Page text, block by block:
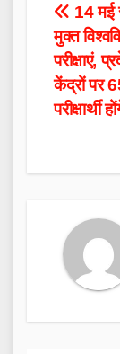
Post
14 मई
मुक्त
परीक्षाएं,
केंद्रों पर
परीक्षार्थी